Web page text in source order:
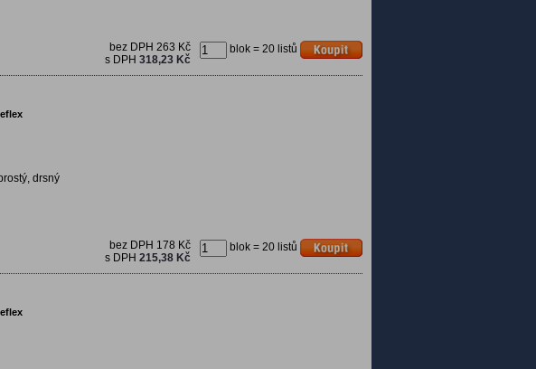
blok = 20 listů
bez DPH 263 Kč
s DPH 318,23 Kč
drsný
blok = 20 listů
bez DPH 178 Kč
s DPH 215,38 Kč